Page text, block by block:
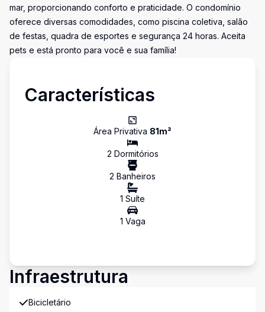
mar, proporcionando conforto e praticidade. O condomínio
oferece diversas comodidades, como piscina coletiva, salão
de festas, quadra de esportes e segurança 24 horas. Aceita
pets e está pronto para você e sua família!
Características
Área Privativa 81m²
2 Dormitórios
2 Banheiros
1 Suíte
1 Vaga
Infraestrutura
Bicicletário